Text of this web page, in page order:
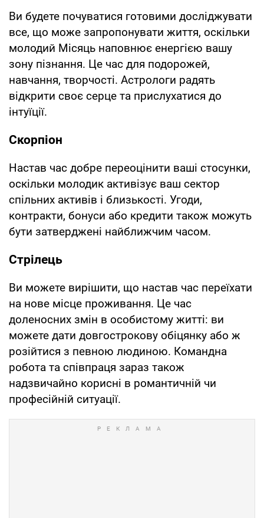
Ви будете почуватися готовими досліджувати
все, що може запропонувати життя, оскільки
молодий Місяць наповнює енергією вашу
зону пізнання. Це час для подорожей,
навчання, творчості. Астрологи радять
відкрити своє серце та прислухатися до
інтуїції.
Скорпіон
Настав час добре переоцінити ваші стосунки,
оскільки молодик активізує ваш сектор
спільних активів і близькості. Угоди,
контракти, бонуси або кредити також можуть
бути затверджені найближчим часом.
Стрілець
Ви можете вирішити, що настав час переїхати
на нове місце проживання. Це час
доленосних змін в особистому житті: ви
можете дати довгострокову обіцянку або ж
розійтися з певною людиною. Командна
робота та співпраця зараз також
надзвичайно корисні в романтичній чи
професійній ситуації.